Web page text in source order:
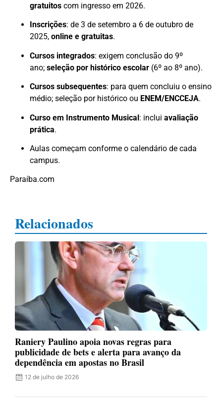
gratuitos com ingresso em 2026.
Inscrições: de 3 de setembro a 6 de outubro de
2025, online e gratuitas.
Cursos integrados: exigem conclusão do 9º
ano; seleção por histórico escolar (6º ao 8º ano).
Cursos subsequentes: para quem concluiu o ensino
médio; seleção por histórico ou ENEM/ENCCEJA.
Curso em Instrumento Musical: inclui avaliação
prática.
Aulas começam conforme o calendário de cada
campus.
Paraíba.com
Relacionados
Raniery Paulino apoia novas regras para
publicidade de bets e alerta para avanço da
dependência em apostas no Brasil
12 de julho de 2026